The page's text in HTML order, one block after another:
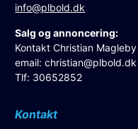
info@plbold.dk
Salg og annoncering:
Kontakt Christian Magleby
email:christian@plbold.dk
Tlf: 30652852
Kontakt